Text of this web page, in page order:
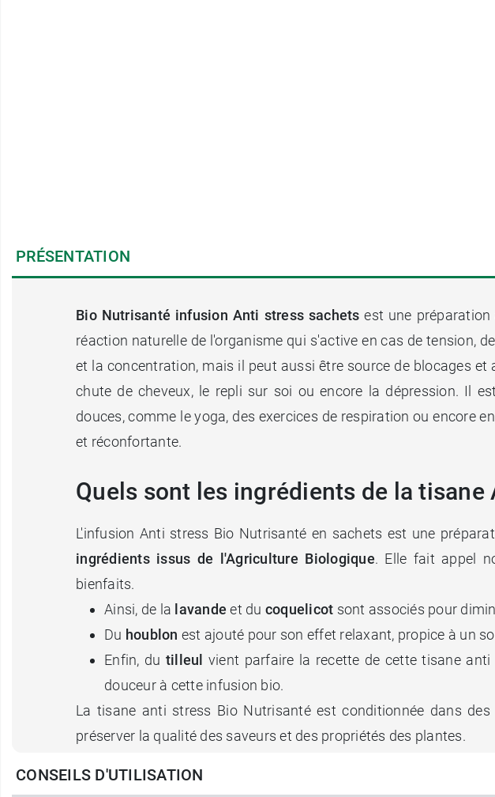
PRÉSENTATION
Bio Nutrisanté infusion Anti stress sachets est une
réaction naturelle de l'organisme qui s'active en cas de tension,
et la concentration, mais il peut aussi être source de blocages
chute de cheveux, le repli sur soi ou encore la dépression. Il
douces, comme le yoga, des exercices de respiration ou encore
et réconfortante.
Quels sont les ingrédients de la
L'infusion Anti stress Bio Nutrisanté en sachets est une
ingrédients issus de l'Agriculture Biologique. Elle fait appel
bienfaits.
Ainsi, de la lavandeet du coquelicot sont associés pour
Du houblon est ajouté pour son effet relaxant, propice à un
Enfin, du tilleul vient parfaire la recette de cette tisane
douceur à cette infusion bio.
La tisane anti stress Bio Nutrisanté est conditionnée dans
préserver la qualité des saveurs et des propriétés des plantes.
Comment préparer l'infusion Anti
CONSEILS D'UTILISATION